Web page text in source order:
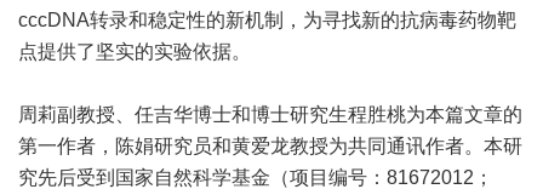
cccDNA转录和稳定性的新机制，为寻找新的抗病毒药物靶
点提供了坚实的实验依据。
周莉副教授、任吉华博士和博士研究生程胜桃为本篇文章的
第一作者，陈娟研究员和黄爱龙教授为共同通讯作者。本研
究先后受到国家自然科学基金（项目编号：81672012；